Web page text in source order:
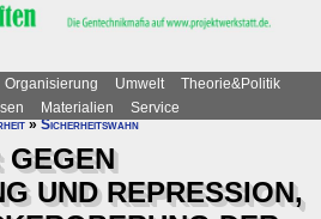
Organisierung Umwelt
Theorie&Politik
Materialien
Service
»Sicherheitswahn
GEGEN
UND REPRESSION,